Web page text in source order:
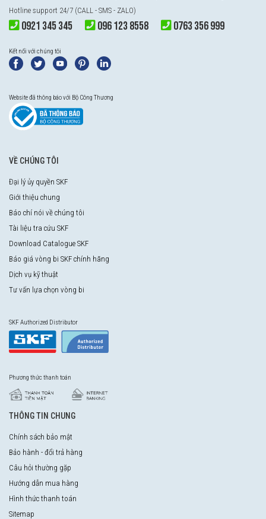
Hotline support 24/7 (CALL - SMS - ZALO)
0921 345 345 096 123 8558 0763 356 999
Kết nối với chúng tôi
Website đã thông báo với Bộ Công Thương
VỀ CHÚNG TÔI
Đại lý ủy quyền SKF
Giới thiệu chung
Báo chí nói về chúng tôi
Tài liệu tra cứu SKF
Download Catalogue SKF
Báo giá vòng bi SKF chính hãng
Dịch vụ kỹ thuật
Tư vấn lựa chọn vòng bi
SKF Authorized Distributor
Phương thức thanh toán
THÔNG TIN CHUNG
Chính sách bảo mật
Bảo hành - đổi trả hàng
Câu hỏi thường gặp
Hướng dẫn mua hàng
Hình thức thanh toán
Sitemap